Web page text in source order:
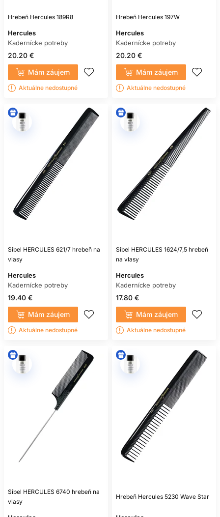
Hrebeň Hercules 189R8
Hercules
Kadernícke potreby
20.20 €
Mám záujem
Aktuálne nedostupné
Hrebeň Hercules 197W
Hercules
Kadernícke potreby
20.20 €
Mám záujem
Aktuálne nedostupné
Sibel HERCULES 621/7 hrebeň na
vlasy
Hercules
Kadernícke potreby
19.40 €
Mám záujem
Aktuálne nedostupné
Sibel HERCULES 1624/7,5 hrebeň
na vlasy
Hercules
Kadernícke potreby
17.80 €
Mám záujem
Aktuálne nedostupné
Sibel HERCULES 6740 hrebeň na
vlasy
Hrebeň Hercules 5230 Wave Star